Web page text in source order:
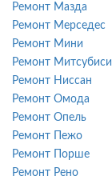
Ремонт Мазда
Ремонт Мерседес
Ремонт Мини
Ремонт Митсубиси
Ремонт Ниссан
Ремонт Омода
Ремонт Опель
Ремонт Пежо
Ремонт Порше
Ремонт Рено